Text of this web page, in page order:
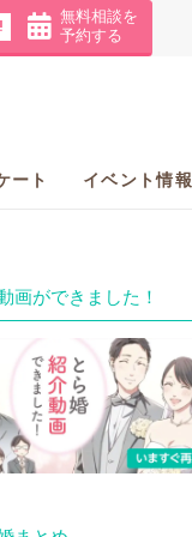
無料相談を
予約する
ート イベント情報
画ができました！